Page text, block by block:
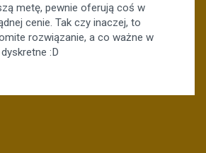
metę, pewnie oferują coś w
cenie. Tak czy inaczej, to
rozwiązanie, a co ważne w
dyskretne :D